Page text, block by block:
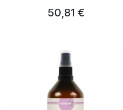
50,81 €